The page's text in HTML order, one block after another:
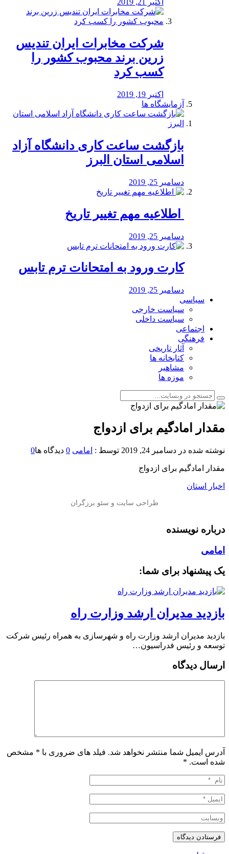
اکتبر 21, 2019
شرکت مخابرات ایران تندیس
زرین برند محبوب کشور را
کسب کرد
اکتبر 19, 2019
آزمایشگاه ها
بازگشت ساعت کاری دانشگاه آزاد
اسلامی استان البرز
دسامبر 25, 2019
️ اطلاعیه مهم تغییر تاریخ
دسامبر 25, 2019
کارت ورود به امتحانات ترم تابس
دسامبر 25, 2019
سیاسی
سیاست خارجی
سیاست داخلی
اجتماعی
فرهنگی
آثار تاریخی
کتابخانه ها
مشاهیر
موزه ها
مقدار امادگیم برای ازدواج
نوشته شده در دسامبر 24, 2019 توسط : امامی 0 دیدگاه ها0
مقدار امادگیم برای ازدواج
اخبار استان
درباره نویسنده
امامی
یک پیشنهاد برای شما:
بازدید مدیران ارشد وزارت راه
بازدید مدیران ارشد وزارت راه و شهرسازی به همراه رئیس شرکت
توسعه و رئیس فدراسیون…
ارسال دیدگاه
آدرس ایمیل شما منتشر نخواهد شد. فیلد های ضروری با * مشخص
شده است. *